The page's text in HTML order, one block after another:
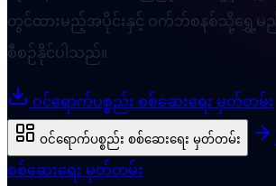
တွင်ထားမည့်အပိုင်းနှင့် ဝက်ဘ်စနစ်သို့ရွှေ့မည့်
စီစဉ်နိုင်ပါသည်။
ဝင်ရောက်ပစ္စည်း စစ်ဆေးရေး မှတ်တမ်း
ဝင်ရောက်ပစ္စည်း စစ်ဆေးရေး မှတ်တမ်း
စစ်ဆေးရေး မှတ်တမ်း